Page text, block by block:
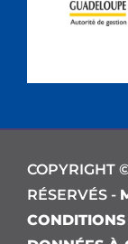
COPYRIGHT
RÉSERVÉS -
CONDITIONS